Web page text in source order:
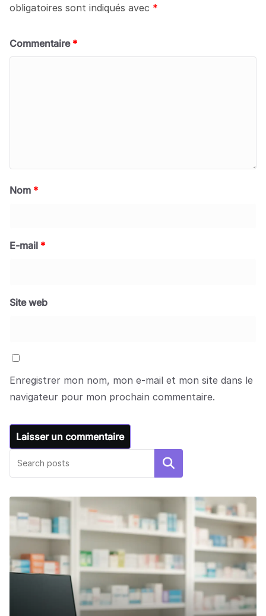
obligatoires sont indiqués avec *
Commentaire *
Nom *
E-mail *
Site web
Enregistrer mon nom, mon e-mail et mon site dans le
navigateur pour mon prochain commentaire.
Rechercher